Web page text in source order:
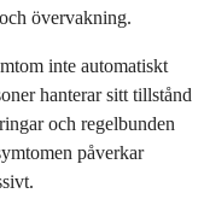
övervakning.
inte automatiskt
hanterar sitt tillstånd
och regelbunden
påverkar